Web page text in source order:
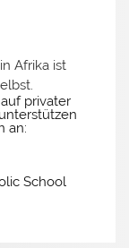
Afrika ist
privater
an:
School